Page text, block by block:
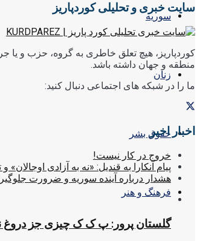
سوریه
زنان
حقوق بشر
فرهنگ و هنر
سایت خبری و تحلیلی کوردپاریز
کوردپاریز، هیچ تعلق خاطری به گروه، حزب و یا
منطقه و جهان داشته باشد.
ما را در شبکه های اجتماعی دنبال کنید:
اخبار اخیر
خروج در کار نیست!
پیام آنکارا به قندیل: «نه به آزادی اوجالان»
هشدار درباره آینده سوریه و ضرورت
گلستان پرور: پ ک ک چیزی جز